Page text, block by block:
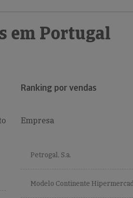
em Portugal
Ranking por vendas
Empresa
Petrogal, S.a.
Modelo Continente